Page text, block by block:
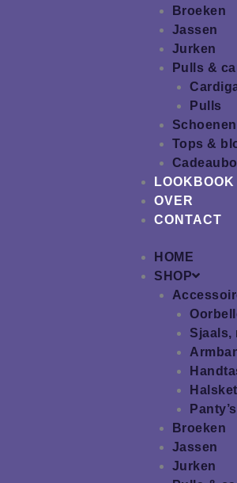
Broeken
Jassen
Jurken
Pulls &
Pulls
Schoenen
Tops &
LOOKBOOK
OVER
CONTACT
HOME
SHOP
Sjaals,
Panty’s
Broeken
Jassen
Jurken